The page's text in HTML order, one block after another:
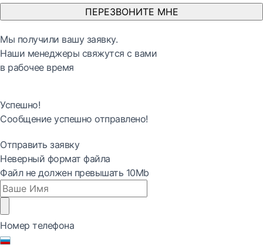
ПЕРЕЗВОНИТЕ МНЕ
Мы получили вашу заявку.
Наши менеджеры свяжутся с вами
в рабочее время
Успешно!
Сообщение успешно отправлено!
Отправить заявку
Неверный формат файла
Файл не должен превышать 10Mb
Номер телефона